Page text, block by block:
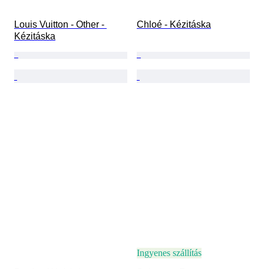
Louis Vuitton - Other -
Kézitáska
Chloé - Kézitáska
Ingyenes szállítás